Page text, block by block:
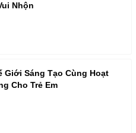
Nhộn
Giới Sáng Tạo Cùng Hoạt
Cho Trẻ Em